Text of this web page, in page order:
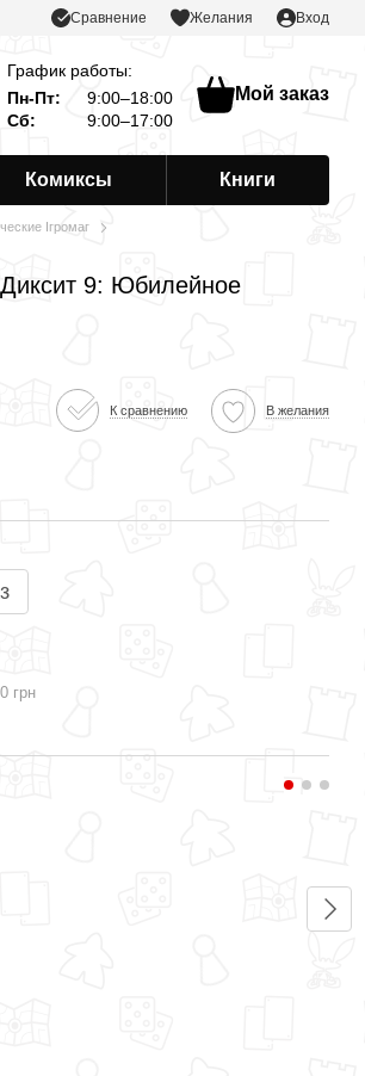
Сравнение Желания Вход
График работы:
Пн-Пт:
9:00–18:00
Сб:
9:00–17:00
Мой заказ
Комиксы Книги
Ігромаг
9: Юбилейное
К сравнению В желания
грн